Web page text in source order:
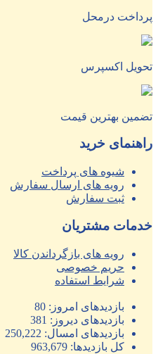
پرداخت درمحل
تحویل اکسپرس
تضمین بهترین قیمت
راهنمای خرید
شیوه های پرداخت
رویه های ارسال سفارش
ثبت سفارش
خدمات مشتریان
رویه های بازگرداندن کالا
حریم خصوصی
شرایط استفاده
بازدیدهای امروز: 80
بازدیدهای دیروز: 381
بازدیدهای امسال: 250,222
کل بازدیدها: 963,679